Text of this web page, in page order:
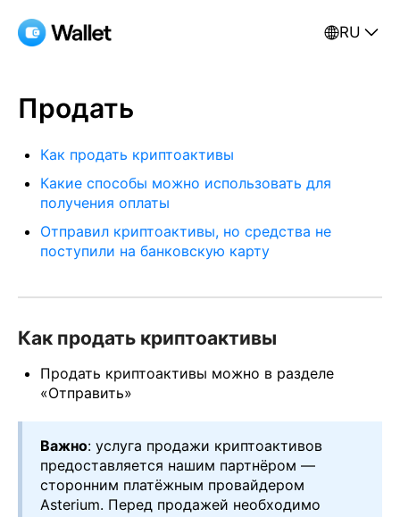
RU
Продать
Как продать криптоактивы
Какие способы можно использовать для
получения оплаты
Отправил криптоактивы, но средства не
поступили на банковскую карту
Как продать криптоактивы
Продать криптоактивы можно в разделе
«Отправить»
Важно: услуга продажи криптоактивов
предоставляется нашим партнёром —
сторонним платёжным провайдером
Asterium. Перед продажей необходимо